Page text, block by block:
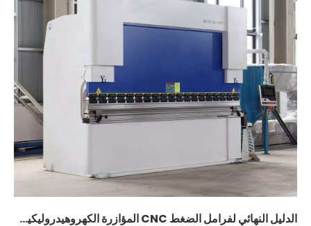
الدليل النهائي لفرامل الضغط CNC المؤازرة الكهروهيدروليكية: التعريف والأداء الأساسي والمزايا والتطبيقات الصناعية الكاملة